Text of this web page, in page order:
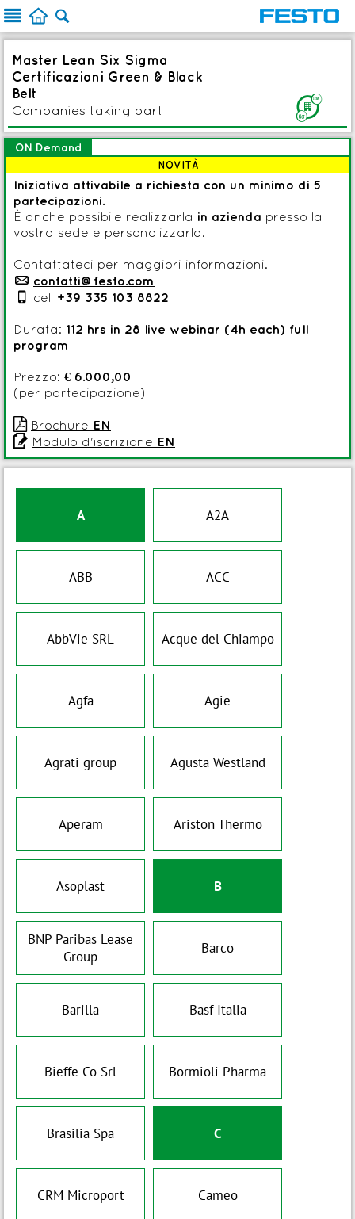
  
A A2A
ABB ACC
AbbVie SRL Acque del Chiampo
Agfa Agie
Agrati group Agusta Westland
Aperam Ariston Thermo
Asoplast B
BNP Paribas Lease
Group
Barco
Barilla Basf Italia
Bieffe Co Srl Bormioli Pharma
Brasilia Spa C
CRM Microport Cameo
ON Demand
NOVITÀ
Iniziativa attivabile a richiesta con un minimo di 5
partecipazioni.
È anche possibile realizzarla in azienda presso la
vostra sede e personalizzarla.
Contattateci per maggiori informazioni.
p contatti@festo.com
 cell +39 335 103 8822
Durata: 112 hrs in 28 live webinar (4h each) full
program
Prezzo: € 6.000,00
(per partecipazione)
 Brochure EN
 Modulo d'iscrizione EN
Master Lean Six Sigma
Certificazioni Green & Black
Belt
Companies taking part
F